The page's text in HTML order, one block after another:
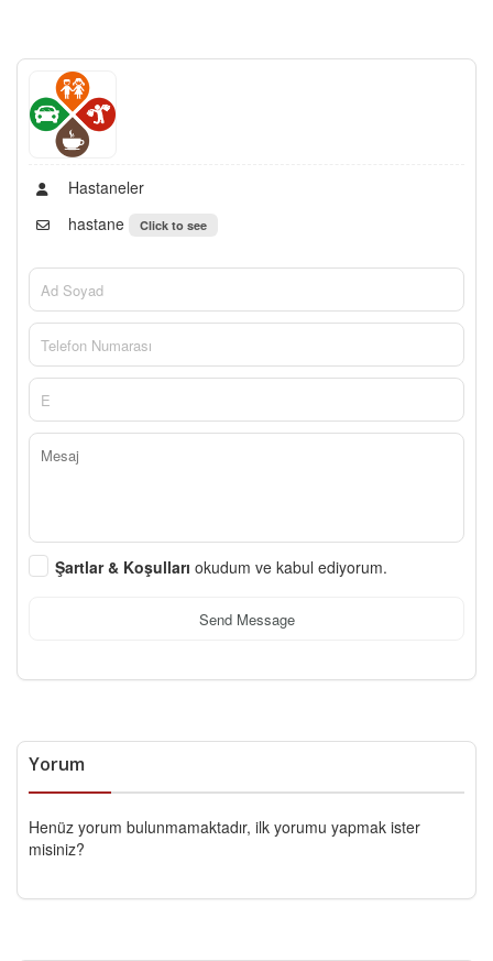
Hastaneler
hastane
Click to see
Şartlar & Koşulları okudum ve kabul ediyorum.
Send Message
Yorum
Henüz yorum bulunmamaktadır, ilk yorumu yapmak ister
misiniz?